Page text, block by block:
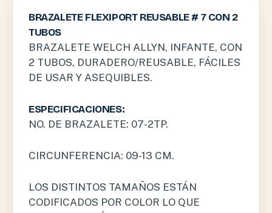
BRAZALETE FLEXIPORT REUSABLE # 7 CON 2
TUBOS
BRAZALETE WELCH ALLYN, INFANTE, CON
2 TUBOS, DURADERO/REUSABLE, FÁCILES
DE USAR Y ASEQUIBLES.
ESPECIFICACIONES:
NO. DE BRAZALETE: 07-2TP.
CIRCUNFERENCIA: 09-13 CM.
LOS DISTINTOS TAMAÑOS ESTÁN
CODIFICADOS POR COLOR LO QUE